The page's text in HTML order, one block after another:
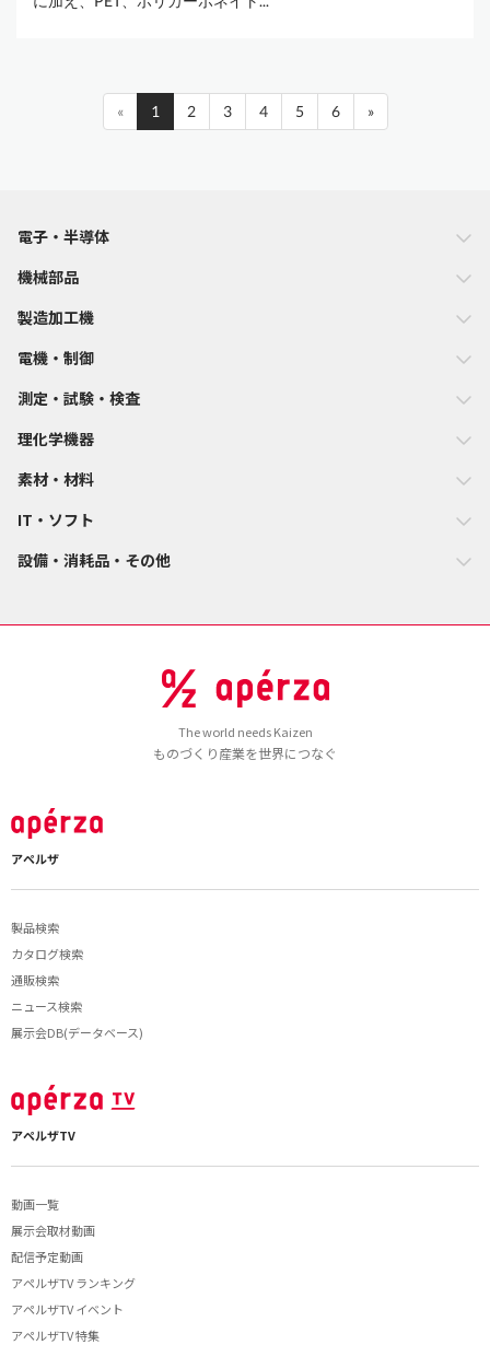
« 1 2 3 4 5 6 »
電子・半導体
機械部品
製造加工機
電機・制御
測定・試験・検査
理化学機器
素材・材料
IT・ソフト
設備・消耗品・その他
The world needs Kaizen
ものづくり産業を世界につなぐ
アペルザ
製品検索
カタログ検索
通販検索
ニュース検索
展示会DB(データベース)
アペルザTV
動画一覧
展示会取材動画
配信予定動画
アペルザTV ランキング
アペルザTV イベント
アペルザTV 特集